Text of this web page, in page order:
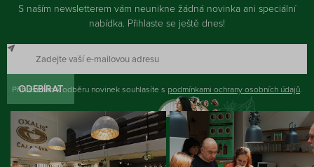
S naším newsletterem vám neunikne žádná novinka ani speciální
nabídka. Přihlaste se ještě dnes!
ODEBÍRAT
Přihlášením k odběru novinek souhlasíte s podmínkami ochrany osobních údajů.